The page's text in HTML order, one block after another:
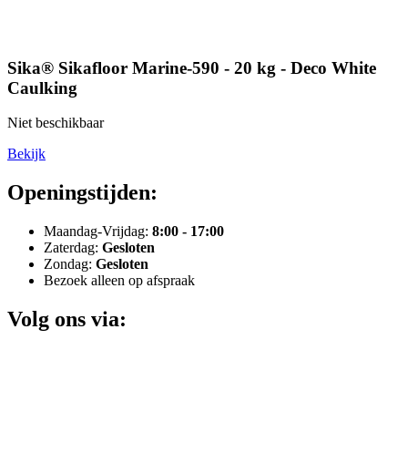
Sika® Sikafloor Marine-590 - 20 kg - Deco White
Caulking
Niet beschikbaar
Bekijk
Openingstijden:
Maandag-Vrijdag: 8:00 - 17:00
Zaterdag: Gesloten
Zondag: Gesloten
Bezoek alleen op afspraak
Volg ons via: